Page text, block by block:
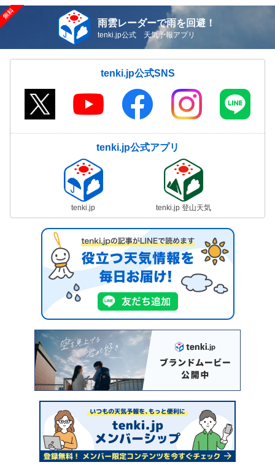
雨雲レーダーで雨を回避！
tenki.jp公式 天気予報アプリ
tenki.jp公式SNS
tenki.jp公式アプリ
tenki.jp tenki.jp 登山天気